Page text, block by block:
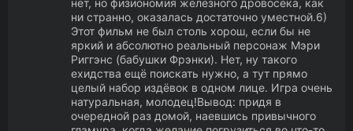
нет, но физиономия железного дровосека, как
ни странно, оказалась достаточно уместной.6)
Этот фильм не был столь хорош, если бы не
яркий и абсолютно реальный персонаж Мэри
Риггэнс (бабушки Фрэнки). Нет, ну такого
ехидства ещё поискать нужно, а тут прямо
целый набор издёвок в одном лице. Игра очень
натуральная, молодец!Вывод: придя в
очередной раз домой, наевшись привычного